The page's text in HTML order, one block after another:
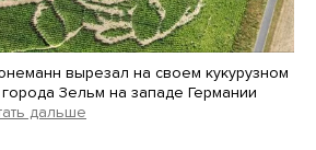
вырезал на своем кукурузном
Зельм на западе Германии
дальше